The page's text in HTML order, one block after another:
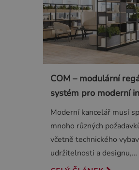
COM – modulární
systém pro moderní
Moderní kancelář musí
mnoho různých
včetně technického
udržitelnosti a designu,…